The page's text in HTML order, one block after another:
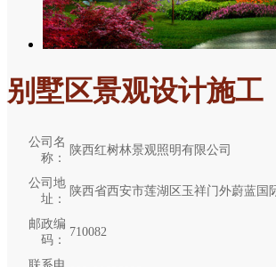
别墅区景观设计施工
公司名
称：
陕西红树林景观照明有限公司
公司地
址：
陕西省西安市莲湖区玉祥门外蔚蓝国
邮政编
码：
710082